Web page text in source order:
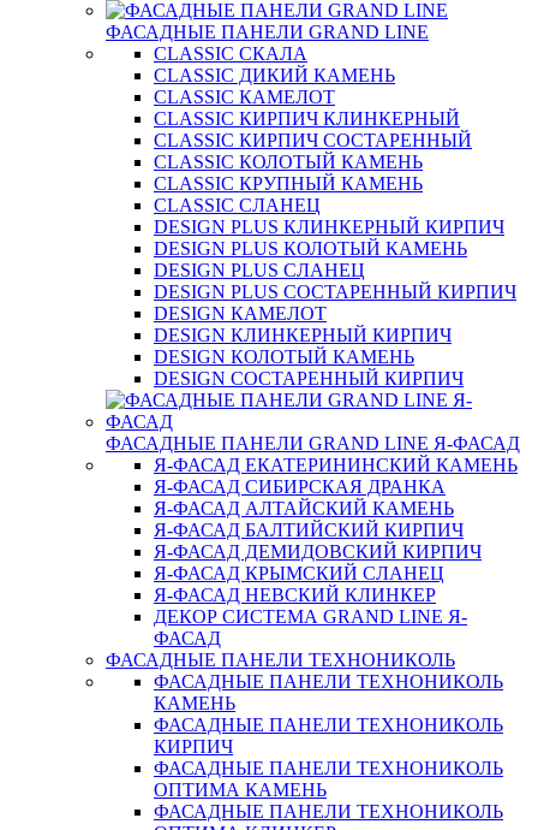
ФАСАДНЫЕ ПАНЕЛИ GRAND LINE
CLASSIC СКАЛА
CLASSIC ДИКИЙ КАМЕНЬ
CLASSIC КАМЕЛОТ
CLASSIC КИРПИЧ КЛИНКЕРНЫЙ
CLASSIC КИРПИЧ СОСТАРЕННЫЙ
CLASSIC КОЛОТЫЙ КАМЕНЬ
CLASSIC КРУПНЫЙ КАМЕНЬ
CLASSIC СЛАНЕЦ
DESIGN PLUS КЛИНКЕРНЫЙ КИРПИЧ
DESIGN PLUS КОЛОТЫЙ КАМЕНЬ
DESIGN PLUS СЛАНЕЦ
DESIGN PLUS СОСТАРЕННЫЙ КИРПИЧ
DESIGN КАМЕЛОТ
DESIGN КЛИНКЕРНЫЙ КИРПИЧ
DESIGN КОЛОТЫЙ КАМЕНЬ
DESIGN СОСТАРЕННЫЙ КИРПИЧ
ФАСАДНЫЕ ПАНЕЛИ GRAND LINE Я-ФАСАД
Я-ФАСАД ЕКАТЕРИНИНСКИЙ КАМЕНЬ
Я-ФАСАД СИБИРСКАЯ ДРАНКА
Я-ФАСАД АЛТАЙСКИЙ КАМЕНЬ
Я-ФАСАД БАЛТИЙСКИЙ КИРПИЧ
Я-ФАСАД ДЕМИДОВСКИЙ КИРПИЧ
Я-ФАСАД КРЫМСКИЙ СЛАНЕЦ
Я-ФАСАД НЕВСКИЙ КЛИНКЕР
ДЕКОР СИСТЕМА GRAND LINE Я-
ФАСАД
ФАСАДНЫЕ ПАНЕЛИ ТЕХНОНИКОЛЬ
ФАСАДНЫЕ ПАНЕЛИ ТЕХНОНИКОЛЬ
КАМЕНЬ
ФАСАДНЫЕ ПАНЕЛИ ТЕХНОНИКОЛЬ
КИРПИЧ
ФАСАДНЫЕ ПАНЕЛИ ТЕХНОНИКОЛЬ
ОПТИМА КАМЕНЬ
ФАСАДНЫЕ ПАНЕЛИ ТЕХНОНИКОЛЬ